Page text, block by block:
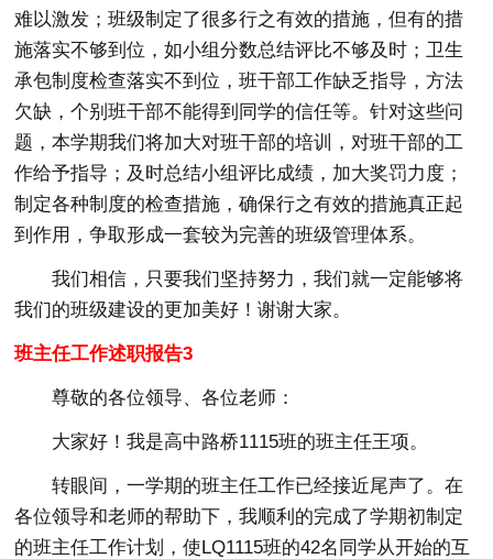
难以激发；班级制定了很多行之有效的措施，但有的措
施落实不够到位，如小组分数总结评比不够及时；卫生
承包制度检查落实不到位，班干部工作缺乏指导，方法
欠缺，个别班干部不能得到同学的信任等。针对这些问
题，本学期我们将加大对班干部的培训，对班干部的工
作给予指导；及时总结小组评比成绩，加大奖罚力度；
制定各种制度的检查措施，确保行之有效的措施真正起
到作用，争取形成一套较为完善的班级管理体系。
我们相信，只要我们坚持努力，我们就一定能够将
我们的班级建设的更加美好！谢谢大家。
班主任工作述职报告3
尊敬的各位领导、各位老师：
大家好！我是高中路桥1115班的班主任王项。
转眼间，一学期的班主任工作已经接近尾声了。在
各位领导和老师的帮助下，我顺利的完成了学期初制定
的班主任工作计划，使LQ1115班的42名同学从开始的互